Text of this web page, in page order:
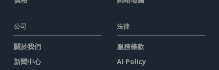
公司
關於我們
新聞中心
法律
服務條款
AI Policy